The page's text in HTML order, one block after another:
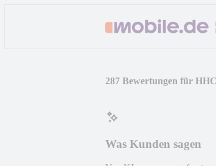
287 Bewertungen für
Was Kunden sagen